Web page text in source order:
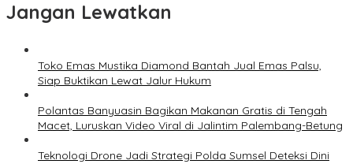
Jangan Lewatkan
Toko Emas Mustika Diamond Bantah Jual Emas Palsu,
Siap Buktikan Lewat Jalur Hukum
Polantas Banyuasin Bagikan Makanan Gratis di Tengah
Macet, Luruskan Video Viral di Jalintim Palembang-Betung
Teknologi Drone Jadi Strategi Polda Sumsel Deteksi Dini